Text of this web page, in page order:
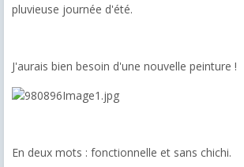
pluvieuse journée d'été.
J'aurais bien besoin d'une nouvelle peinture !
En deux mots : fonctionnelle et sans chichi.